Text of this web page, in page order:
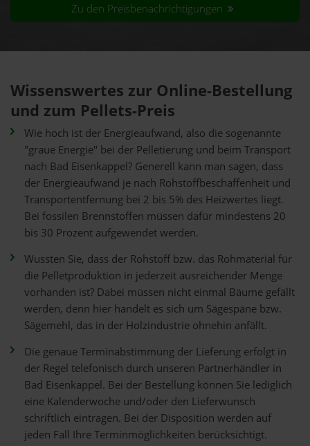
Zu den Preisbenachrichtigungen
Wissenswertes zur Online-Bestellung
und zum Pellets-Preis
Wie hoch ist der Energieaufwand, also die sogenannte
"graue Energie" bei der Pelletierung und beim Transport
nach Bad Eisenkappel? Generell kann man sagen, dass
der Energieaufwand je nach Rohstoffbeschaffenheit und
Transportentfernung bei 2 bis 5% des Heizwertes liegt.
Bei fossilen Brennstoffen müssen dafür mindestens 20
bis 30 Prozent aufgewendet werden.
Wussten Sie, dass der Rohstoff bzw. das Rohmaterial für
die Pelletproduktion in jederzeit ausreichender Menge
vorhanden ist? Dabei müssen nicht einmal Bäume gefällt
werden, denn hier handelt es sich um Sägespäne bzw.
Sägemehl, das in der Holzindustrie ohnehin anfällt.
Die genaue Terminabstimmung der Lieferung erfolgt in
der Regel telefonisch durch unseren Partnerhändler in
Bad Eisenkappel. Bei der Bestellung können Sie lediglich
eine Kalenderwoche und/oder den Lieferwunsch
schriftlich eintragen. Bei der Disposition werden auf
jeden Fall Ihre Terminmöglichkeiten berücksichtigt.